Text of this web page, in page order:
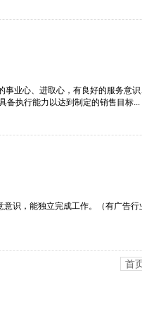
业心、进取心，有良好的服务意
备执行能力以达到制定的销售目标...
识，能独立完成工作。（有广告
首